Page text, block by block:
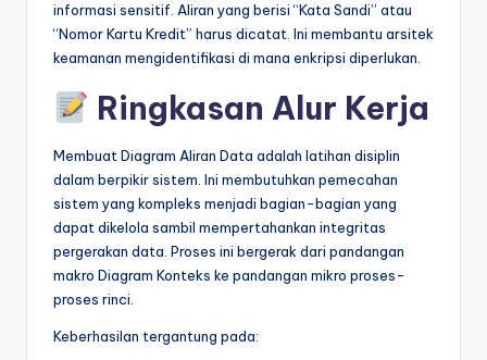
informasi sensitif. Aliran yang berisi “Kata Sandi” atau
“Nomor Kartu Kredit” harus dicatat. Ini membantu arsitek
keamanan mengidentifikasi di mana enkripsi diperlukan.
Ringkasan Alur Kerja
Membuat Diagram Aliran Data adalah latihan disiplin
dalam berpikir sistem. Ini membutuhkan pemecahan
sistem yang kompleks menjadi bagian-bagian yang
dapat dikelola sambil mempertahankan integritas
pergerakan data. Proses ini bergerak dari pandangan
makro Diagram Konteks ke pandangan mikro proses-
proses rinci.
Keberhasilan tergantung pada: